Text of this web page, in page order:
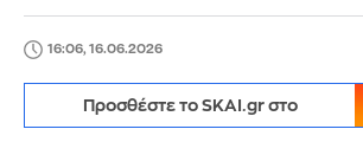
16:06, 16.06.2026
Προσθέστε το SKAI.gr στο